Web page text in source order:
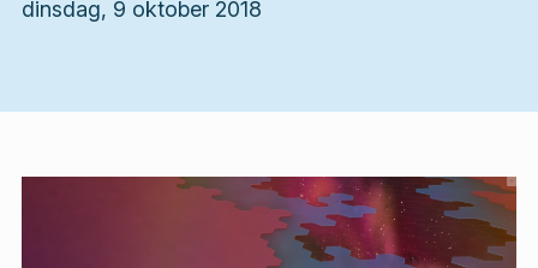
dinsdag, 9 oktober 2018